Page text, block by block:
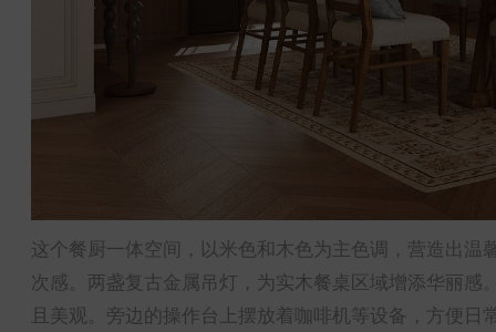
这个餐厨一体空间，以米色和木色为主色调，营造出
次感。两盏复古金属吊灯，为实木餐桌区域增添华丽
且美观。旁边的操作台上摆放着咖啡机等设备，方便